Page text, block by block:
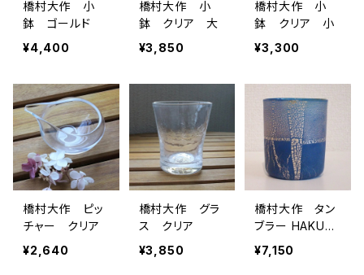
橋村大作 小
鉢 ゴールド
¥4,400
橋村大作 小
鉢 クリア 大
¥3,850
橋村大作 小
鉢 クリア 小
¥3,300
橋村大作 ピッ
チャー クリア
¥2,640
橋村大作 グラ
ス クリア
¥3,850
橋村大作 タン
ブラー HAKU
ブルー
¥7,150